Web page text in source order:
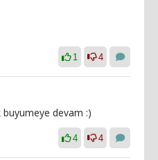
1 4
devam :)
4 4